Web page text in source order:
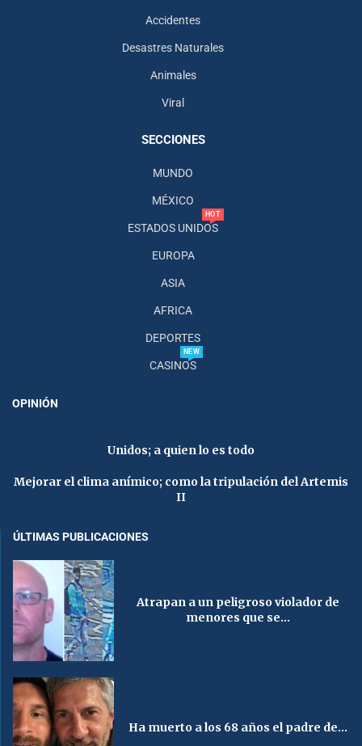
Accidentes
Desastres Naturales
Animales
Viral
SECCIONES
MUNDO
MÉXICO
ESTADOS UNIDOS
HOT
EUROPA
ASIA
AFRICA
DEPORTES
CASINOS
NEW
OPINIÓN
Unidos; a quien lo es todo
Mejorar el clima anímico; como la tripulación del Artemis
II
ÚLTIMAS PUBLICACIONES
Atrapan a un peligroso violador de
menores que se...
Ha muerto a los 68 años el padre de...